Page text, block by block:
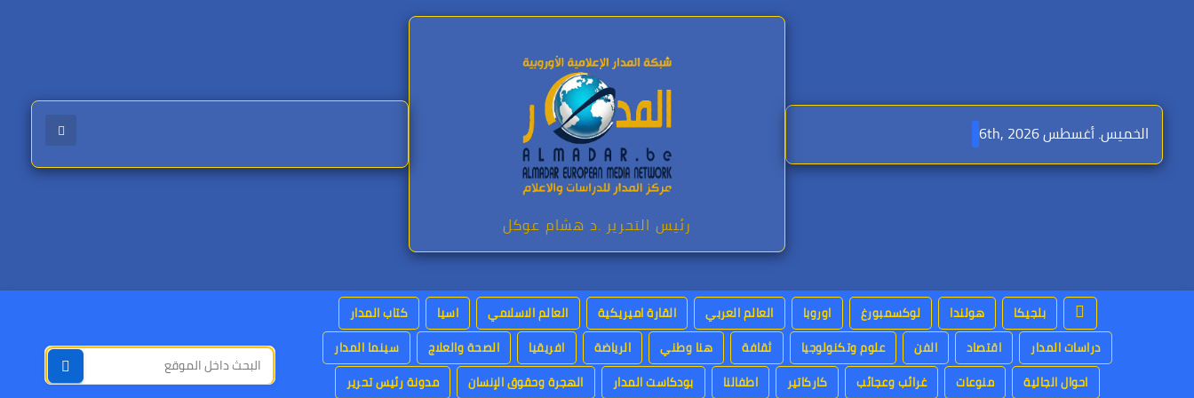
الخميس. أغسطس 6th, 2026
رئيس التحرير .د هشام عوكل
بلجيكا هولندا لوكسمبورغ اوروبا العالم العربي القارة اميريكية العالم الاسلامي اسيا
كتاب المدار
دراسات المدار
اقتصاد الفن علوم وتكنولوجيا ثقافة هنا وطني الرياضة افريقيا الصحة والعلاج
سينما المدار
احوال الجالية
منوعات غرائب وعجائب كاركاتير اطفالنا بودكاست المدار الهجرة وحقوق الإنسان
مدونة رئيس تحرير